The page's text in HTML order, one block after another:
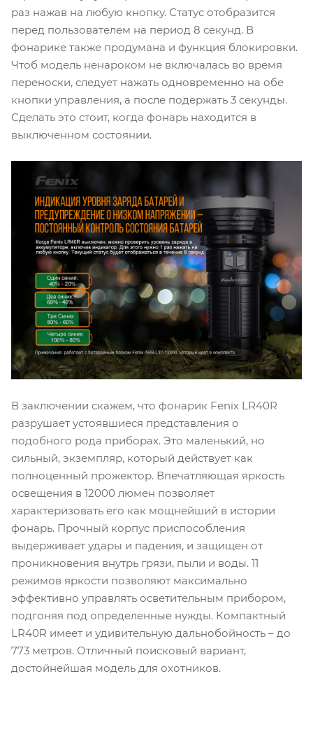
раз нажав на любую кнопку. Статус отобразится
перед пользователем на период 8 секунд. В
фонарике также продумана и функция блокировки.
Чтоб модель ненароком не включалась во время
переноски, следует нажать одновременно на обе
кнопки управления, а после подержать 3 секунды.
Сделать это стоит, когда фонарь находится в
выключенном состоянии.
В заключении скажем, что фонарик Fenix LR40R
разрушает устоявшиеся представления о
подобного рода приборах. Это маленький, но
сильный, экземпляр, который действует как
полноценный прожектор. Впечатляющая яркость
освещения в 12000 люмен позволяет
характеризовать его как мощнейший в истории
фонарь. Прочный корпус приспособления
выдерживает удары и падения, и защищен от
проникновения внутрь грязи, пыли и воды. 11
режимов яркости позволяют максимально
эффективно управлять осветительным прибором,
подгоняя под определенные нужды. Компактный
LR40R имеет и удивительную дальнобойность – до
773 метров. Отличный поисковый вариант,
достойнейшая модель для охотников.